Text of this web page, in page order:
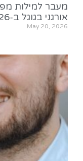
מעבר למילות
אורגני בגוגל ב-2026?
May 20, 2026